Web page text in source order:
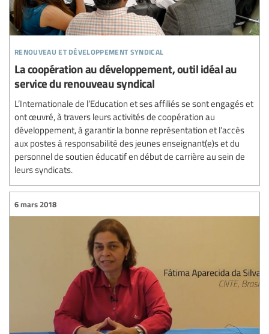
renouveau et développement syndical
La coopération au développement, outil idéal au
service du renouveau syndical
L’Internationale de l’Education et ses affiliés se sont engagés et
ont œuvré, à travers leurs activités de coopération au
développement, à garantir la bonne représentation et l’accès
aux postes à responsabilité des jeunes enseignant(e)s et du
personnel de soutien éducatif en début de carrière au sein de
leurs syndicats.
6 mars 2018